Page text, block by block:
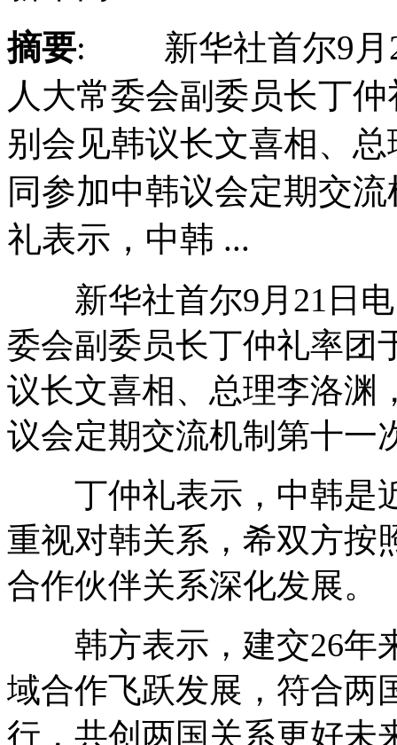
摘要: 新华社首尔9月
人大常委会副委员长丁
别会见韩议长文喜相、
同参加中韩议会定期
礼表示，中韩 ...
新华社首尔9月21日电
委会副委员长丁仲礼率团
议长文喜相、总理李洛渊
议会定期交流机制第十一
丁仲礼表示，中韩是
重视对韩关系，希双方按
合作伙伴关系深化发展。
韩方表示，建交26年
域合作飞跃发展，符合两
行，共创两国关系更好未